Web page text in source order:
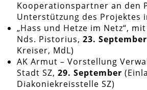
Kooperationspartner an den
Unterstützung des Projektes
„Hass und Hetze im Netz“,
Nds. Pistorius, 23. September
Kreiser, MdL)
AK Armut – Vorstellung
Stadt SZ, 29. September
Diakoniekreisstelle SZ)